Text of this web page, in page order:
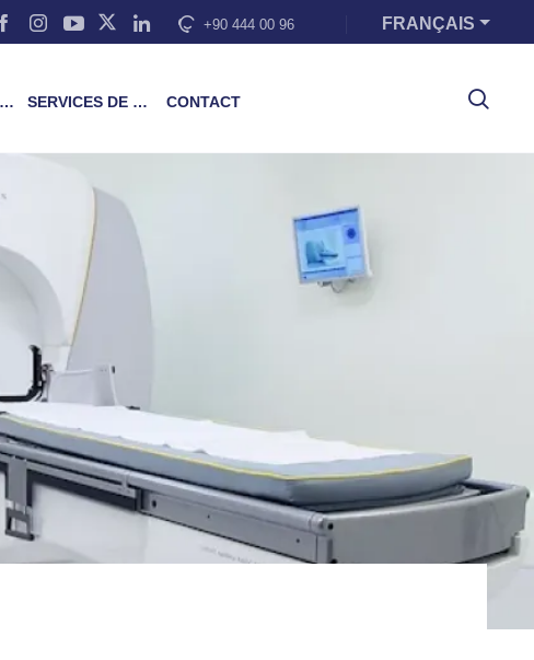
+90 444 00 96 FRANÇAIS
SERVICES DE FORMATION CONTACT